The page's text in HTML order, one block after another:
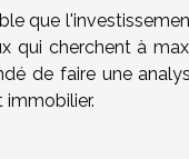
que
qui cherchent à
de faire une